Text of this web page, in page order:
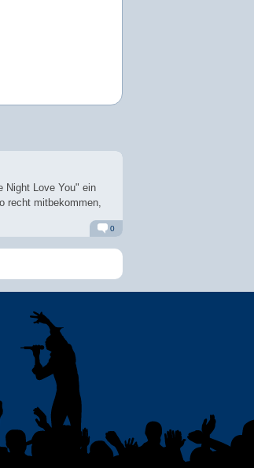
Night Love You" ein
recht mitbekommen,
Alarm Antworten
0
Speichern